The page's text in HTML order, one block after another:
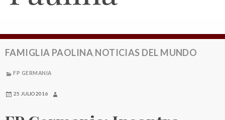
t
FAMIGLIA PAOLINA, NOTICIAS DEL MUNDO
FP GERMANIA
25 JULIO 2016